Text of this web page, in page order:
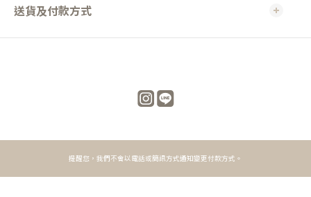
送貨及付款方式
提醒您，我們不會以電話或簡訊方式通知變更付款方式。